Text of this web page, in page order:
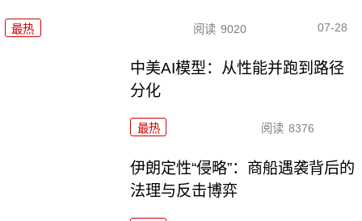
最热 阅读 9020 07-28
中美AI模型：从性能并跑到路径
分化
最热 阅读 8376
伊朗定性“侵略”：商船遇袭背后的
法理与反击博弈